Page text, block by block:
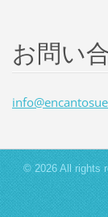
お問い
info@enc
© 2026 All rights